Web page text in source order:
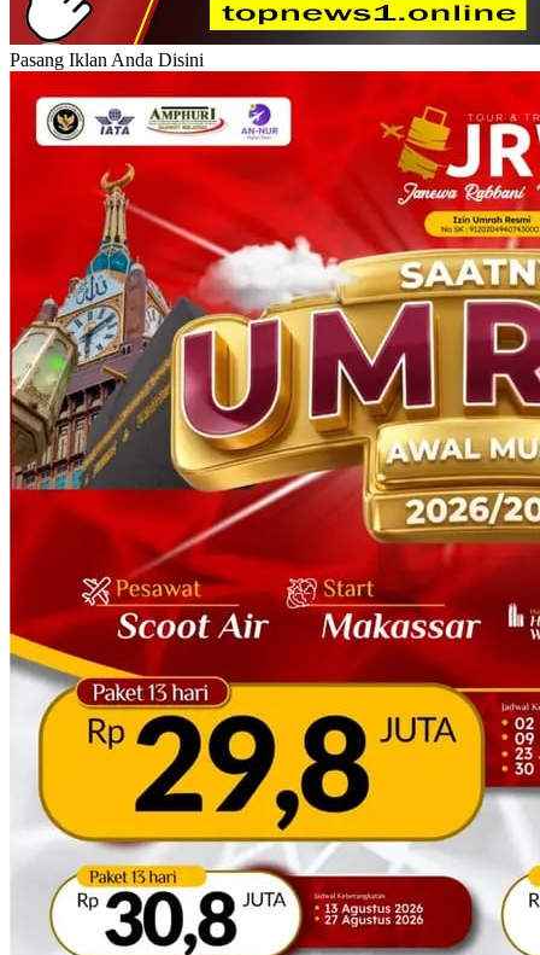
Pasang Iklan Anda Disini